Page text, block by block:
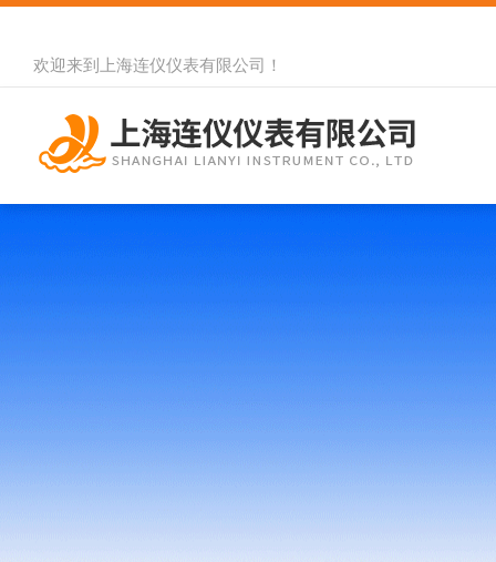
欢迎来到 上海连仪仪表有限公司 ！